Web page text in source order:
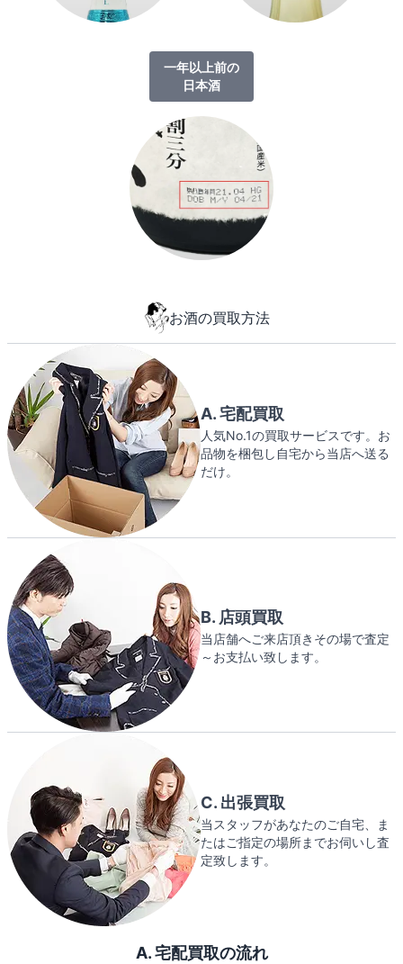
一年以上前の
日本酒
お酒の買取方法
A. 宅配買取
人気No.1の買取サービスです。お
品物を梱包し自宅から当店へ送る
だけ。
B. 店頭買取
当店舗へご来店頂きその場で査定
～お支払い致します。
C. 出張買取
当スタッフがあなたのご自宅、ま
たはご指定の場所までお伺いし査
定致します。
A. 宅配買取の流れ